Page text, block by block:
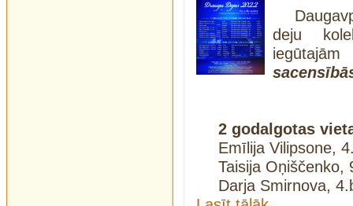
deju
2 godalgotas
Emīlija Vilipsone,
Taisija Oņiščenko,
Darja Smirnova,